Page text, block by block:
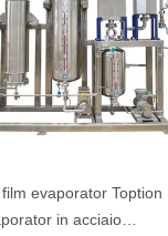
evaporator Toption
in acciaio